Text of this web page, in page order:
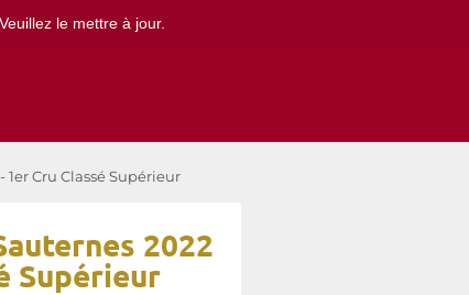
le mettre à jour.
Cru Classé Supérieur
2022
Supérieur